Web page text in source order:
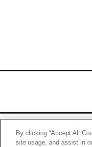
By clicking “Accept All
site usage, and assist in